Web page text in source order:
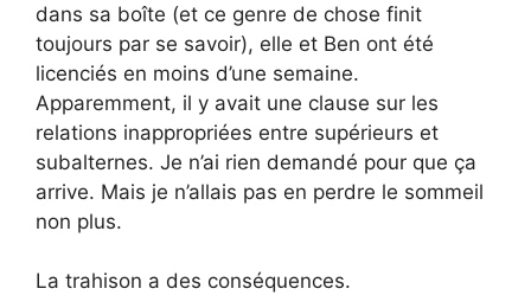
dans sa boîte (et ce genre de chose finit
toujours par se savoir), elle et Ben ont été
licenciés en moins d’une semaine.
Apparemment, il y avait une clause sur les
relations inappropriées entre supérieurs et
subalternes. Je n’ai rien demandé pour que ça
arrive. Mais je n’allais pas en perdre le sommeil
non plus.
La trahison a des conséquences.